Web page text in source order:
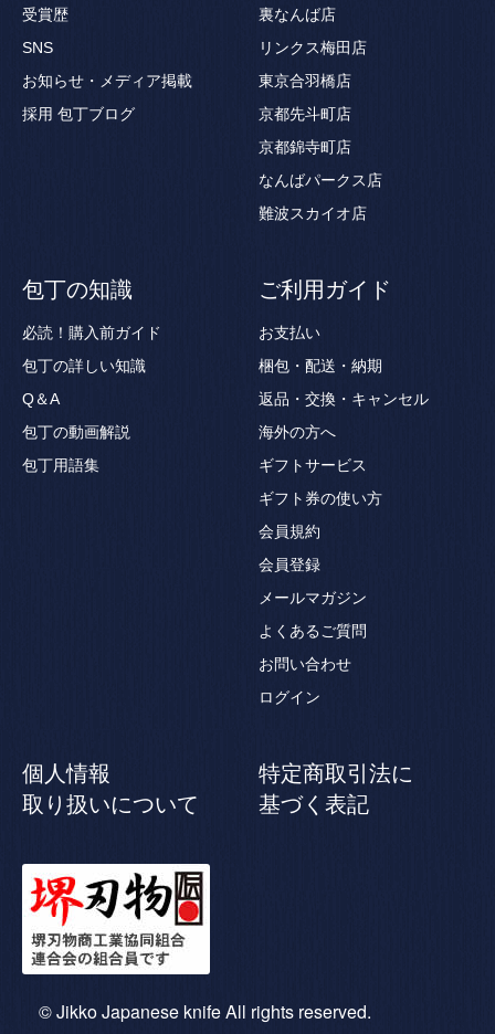
受賞歴
SNS
お知らせ・メディア掲載
採用 包丁ブログ
裏なんば店
リンクス梅田店
東京合羽橋店
京都先斗町店
京都錦寺町店
なんばパークス店
難波スカイオ店
包丁の知識
必読！購入前ガイド
包丁の詳しい知識
Q＆A
包丁の動画解説
包丁用語集
ご利用ガイド
お支払い
梱包・配送・納期
返品・交換・キャンセル
海外の方へ
ギフトサービス
ギフト券の使い方
会員規約
会員登録
メールマガジン
よくあるご質問
お問い合わせ
ログイン
個人情報
取り扱いについて
特定商取引法に
基づく表記
© Jikko Japanese knife All rights reserved.